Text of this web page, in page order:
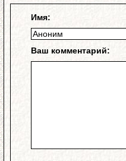
Имя:
Ваш комментарий: